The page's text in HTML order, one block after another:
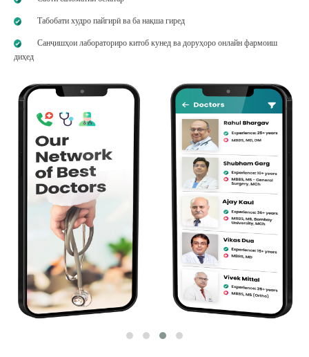
Табобати худро пайгирӣ ва ба нақша гиред
Санҷишҳои лабораториро китоб кунед ва доруҳоро онлайн фармоиш
диҳед